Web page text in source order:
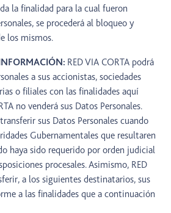
la finalidad para la cual fueron
se procederá al bloqueo y
los mismos.
RED VIA CORTA podrá
a sus accionistas, sociedades
o filiales con las finalidades aquí
no venderá sus Datos Personales.
sus Datos Personales cuando
Gubernamentales que resultaren
haya sido requerido por orden judicial
procesales. Asimismo, RED
a los siguientes destinatarios, sus
a las finalidades que a continuación